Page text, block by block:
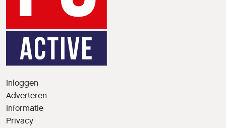
Inloggen
Adverteren
Informatie
Privacy